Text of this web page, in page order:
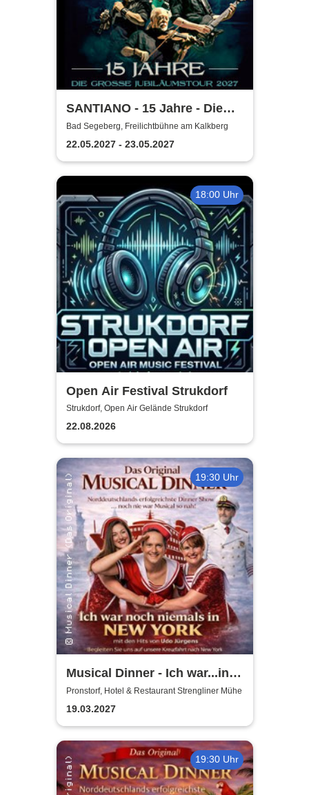
SANTIANO - 15 Jahre - Die
große Jubiläumstour 2027
Bad Segeberg, Freilichtbühne am Kalkberg
22.05.2027 - 23.05.2027
18:00 Uhr
Open Air Festival Strukdorf
Strukdorf, Open Air Gelände Strukdorf
22.08.2026
19:30 Uhr
Musical Dinner - Ich war...in
NY Special
Pronstorf, Hotel & Restaurant Strengliner Mühe
19.03.2027
19:30 Uhr